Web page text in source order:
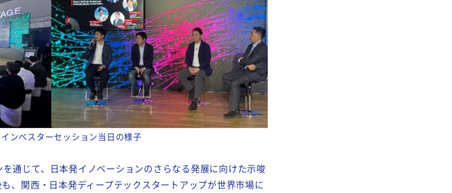
ベスターセッション当日の様子
通じて、日本発イノベーションのさらなる発展に向けた示唆
、関西・日本発ディープテックスタートアップが世界市場に